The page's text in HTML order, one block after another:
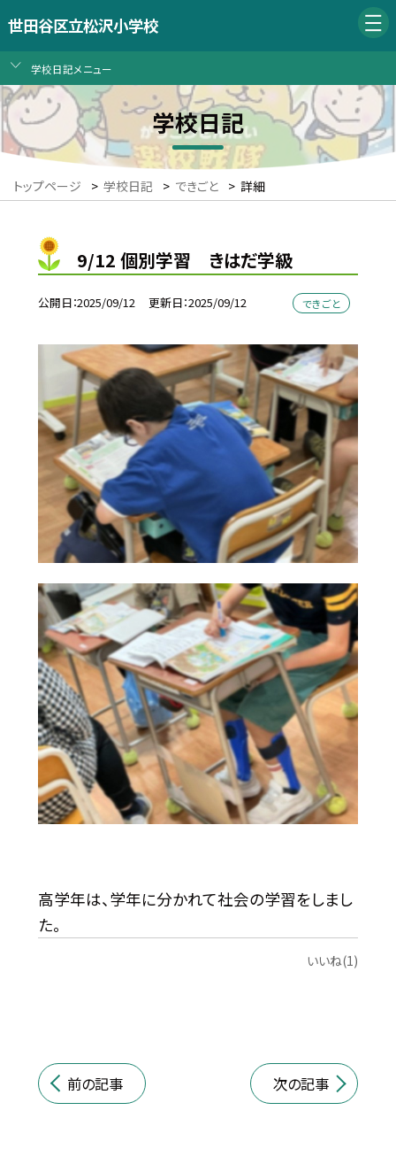
世田谷区立松沢小学校
学校日記メニュー
学校日記
トップページ > 学校日記 > できごと > 詳細
9/12 個別学習 きはだ学級
公開日 2025/09/12 更新日 2025/09/12 できごと
高学年は、学年に分かれて社会の学習をしまし
た。
いいね(1)
前の記事 次の記事